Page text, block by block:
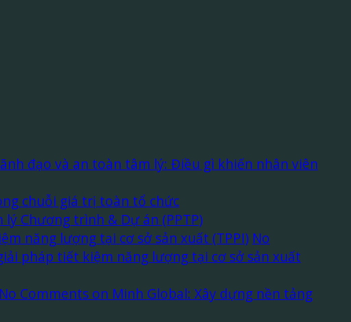
đạo và an toàn tâm lý: Điều gì khiến nhân viên
chuỗi giá trị toàn tổ chức
Chương trình & Dự án (PPTP)
năng lượng tại cơ sở sản xuất (TPPI) No
pháp tiết kiệm năng lượng tại cơ sở sản xuất
No Comments on Minh Global: Xây dựng nền tảng